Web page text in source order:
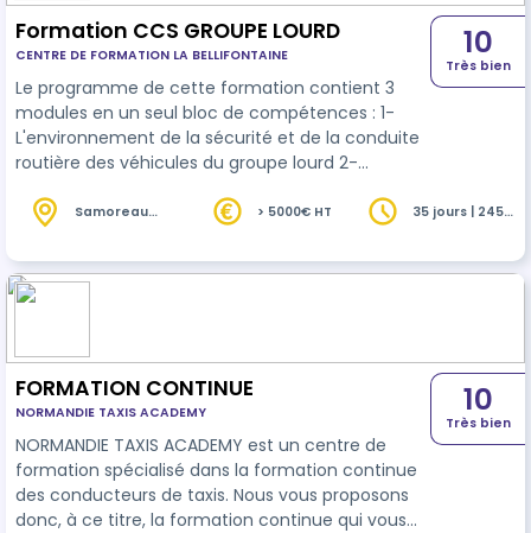
Formation CCS GROUPE LOURD
CENTRE DE FORMATION LA BELLIFONTAINE
Le programme de cette formation contient 3
modules en un seul bloc de compétences : 1-
L'environnement de la sécurité et de la conduite
routière des véhicules du groupe lourd 2-
3- L'enseignement de la conduite d'un véhicule
10
Très bien
Samoreau
> 5000€ HT
35 jours | 245
FORMATION CONTINUE
NORMANDIE TAXIS ACADEMY
NORMANDIE TAXIS ACADEMY est un centre de
formation spécialisé dans la formation continue
des conducteurs de taxis. Nous vous proposons
donc, à ce titre, la formation continue qui vous
10
Très bien